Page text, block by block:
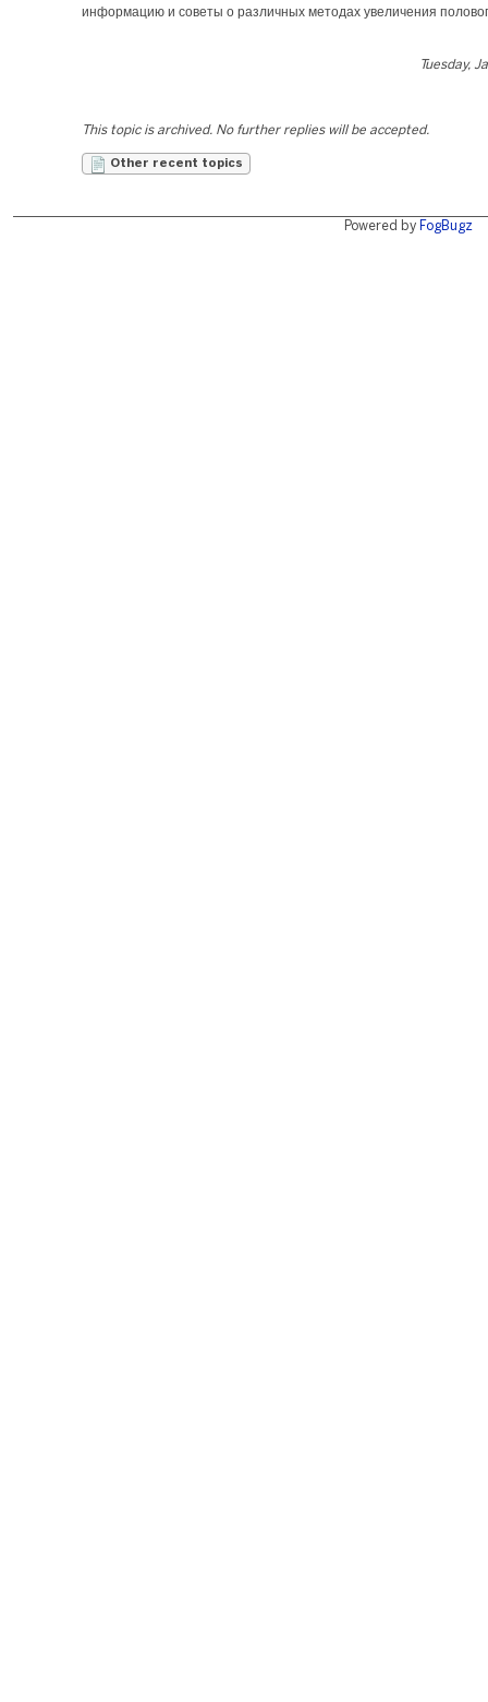
информацию и советы о различных методах увеличения
Tuesday,
This topic is archived. No further replies will be accepted.
Other recent topics
Powered by FogBugz